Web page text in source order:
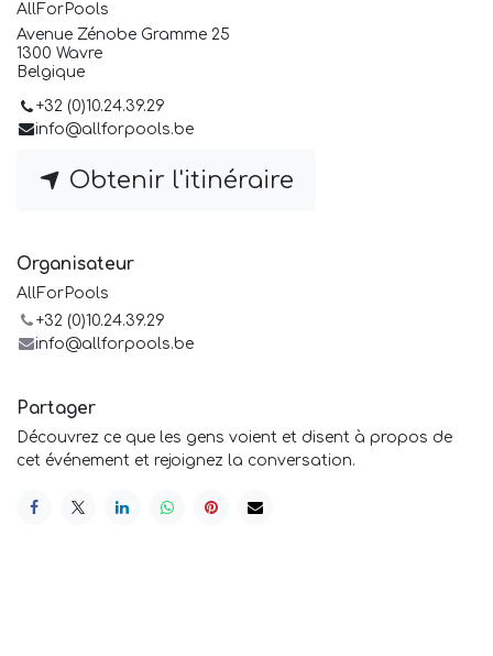
AllForPools
Avenue Zénobe Gramme 25
1300 Wavre
Belgique
+32 (0)10.24.39.29
info@allforpools.be
Obtenir l'itinéraire
Organisateur
AllForPools
+32 (0)10.24.39.29
info@allforpools.be
Partager
Découvrez ce que les gens voient et disent à propos de
cet événement et rejoignez la conversation.